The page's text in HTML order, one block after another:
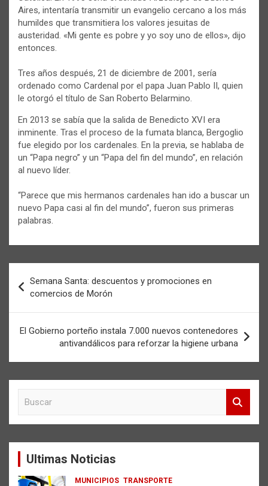
Aires, intentaría transmitir un evangelio cercano a los más
humildes que transmitiera los valores jesuitas de
austeridad. «Mi gente es pobre y yo soy uno de ellos», dijo
entonces.
Tres años después, 21 de diciembre de 2001, sería
ordenado como Cardenal por el papa Juan Pablo II, quien
le otorgó el título de San Roberto Belarmino.
En 2013 se sabía que la salida de Benedicto XVI era
inminente. Tras el proceso de la fumata blanca, Bergoglio
fue elegido por los cardenales. En la previa, se hablaba de
un “Papa negro” y un “Papa del fin del mundo”, en relación
al nuevo líder.
“Parece que mis hermanos cardenales han ido a buscar un
nuevo Papa casi al fin del mundo”, fueron sus primeras
palabras.
de
entradas
Semana Santa: descuentos y promociones en
comercios de Morón
El Gobierno porteño instala 7.000 nuevos contenedores
antivandálicos para reforzar la higiene urbana
a
Ultimas Noticias
MUNICIPIOS TRANSPORTE